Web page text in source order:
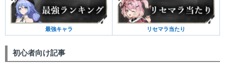
最強キャラ リセマラ当たり
初心者向け記事